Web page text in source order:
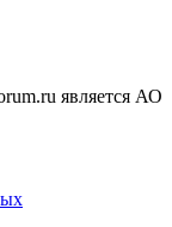
является АО